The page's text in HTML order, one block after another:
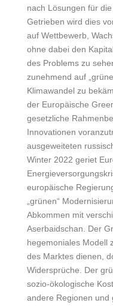
nach Lösungen für
Getrieben wird dies
auf Wettbewerb,
ohne dabei den
des Problems zu
zunehmend auf
Klimawandel zu
der Europäische
gesetzliche
Innovationen
ausgeweiteten
Winter 2022 geriet
europäische
„grünen“
Abkommen mit
Aserbaidschan. Der
hegemoniales Modell
des Marktes dienen,
Widersprüche. Der
sozio-ökologische
andere Regionen und